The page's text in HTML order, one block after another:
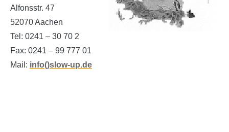
Alfonsstr. 47
52070 Aachen
Tel: 0241 – 30 70 2
Fax: 0241 – 99 777 01
Mail: info()slow-up.de